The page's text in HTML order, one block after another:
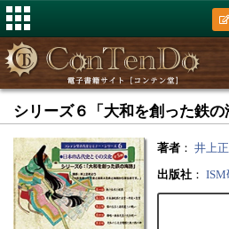
シリーズ６「大和を創った鉄の
著者 ： 井上
出版社 ： ISM